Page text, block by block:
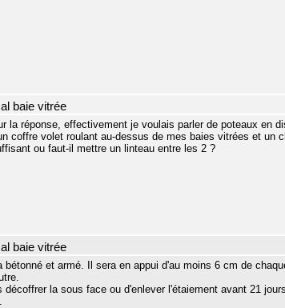
baie vitrée
la réponse, effectivement je voulais parler de poteaux en
coffre volet roulant au-dessus de mes baies vitrées et un
ou faut-il mettre un linteau entre les 2 ?
baie vitrée
bétonné et armé. Il sera en appui d'au moins 6 cm de
décoffrer la sous face ou d'enlever l'étaiement avant 21